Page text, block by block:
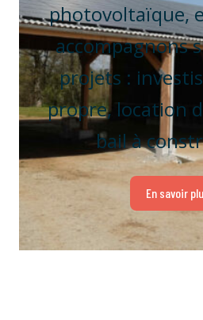
photovoltaïque,
accompagnons
projets :
propre, location
bail à
En savoir